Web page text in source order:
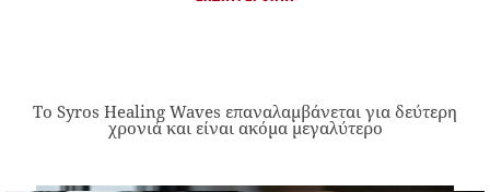
Το Syros Healing Waves επαναλαμβάνεται για δεύτερη
χρονιά και είναι ακόμα μεγαλύτερο